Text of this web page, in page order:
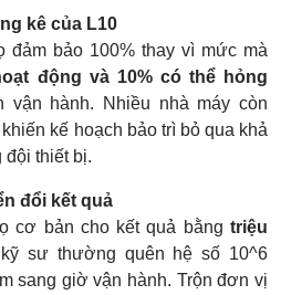
kê của L10
đảm bảo 100% thay vì mức mà
động và 10% có thể hỏng
vận hành. Nhiều nhà máy còn
kế hoạch bảo trì bỏ qua khả
đội thiết bị.
đổi kết quả
cơ bản cho kết quả bằng triệu
sư thường quên hệ số 10^6
sang giờ vận hành. Trộn đơn vị